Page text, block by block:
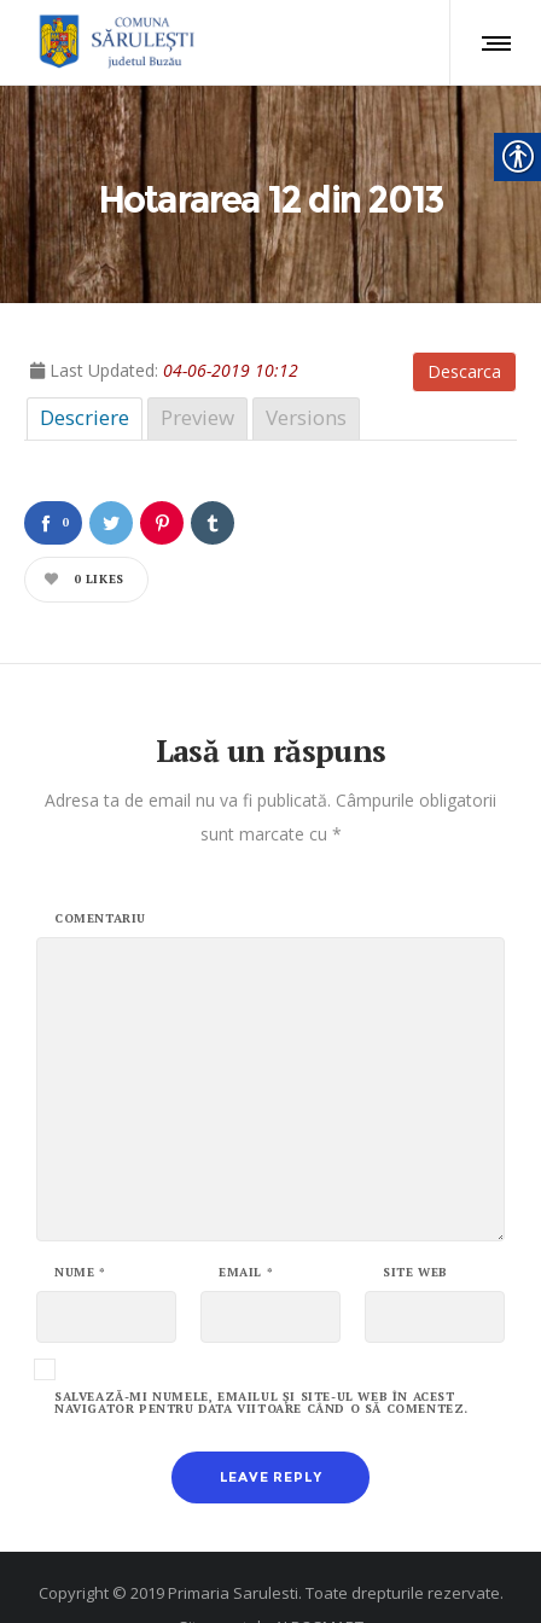
Hotararea 12 din 2013
Descarca
Last Updated: 04-06-2019 10:12
Descriere Preview Versions
0
0 LIKES
Lasă un răspuns
Adresa ta de email nu va fi publicată. Câmpurile obligatorii
sunt marcate cu *
COMENTARIU
NUME * EMAIL * SITE WEB
SALVEAZĂ-MI NUMELE, EMAILUL ȘI SITE-UL WEB ÎN ACEST
NAVIGATOR PENTRU DATA VIITOARE CÂND O SĂ COMENTEZ.
Copyright © 2019 Primaria Sarulesti. Toate drepturile rezervate.